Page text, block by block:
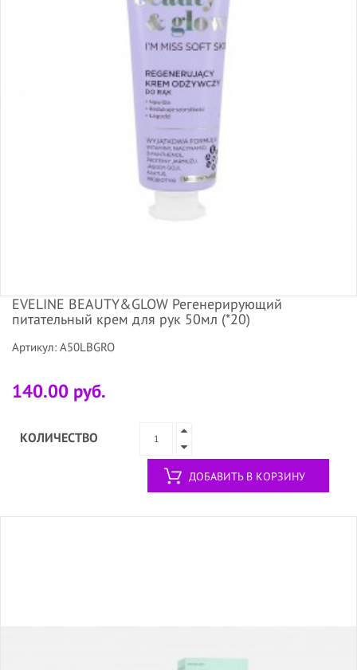
EVELINE BEAUTY&GLOW Регенерирующий
питательный крем для рук 50мл (*20)
Артикул: A50LBGRO
140.00 руб.
КОЛИЧЕСТВО
ДОБАВИТЬ В КОРЗИНУ